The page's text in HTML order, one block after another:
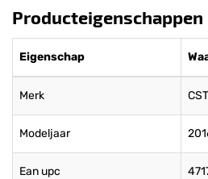
Producteigenschappen
Eigenschap
Merk CST
Modeljaar
Ean upc